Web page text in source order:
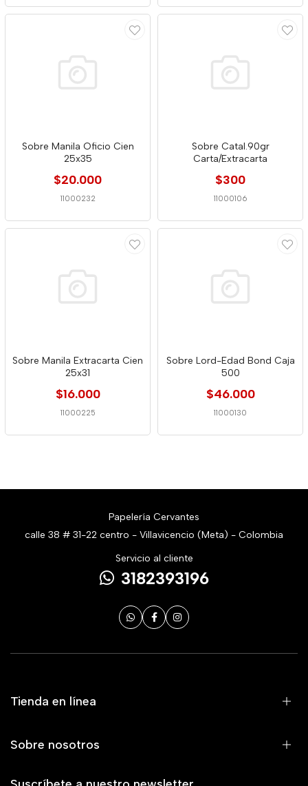
Sobre Manila Oficio Cien
25x35
$20.000
11000232
Sobre Catal.90gr
Carta/Extracarta
$300
11000106
Sobre Manila Extracarta Cien
25x31
$16.000
11000225
Sobre Lord-Edad Bond Caja
500
$46.000
11000130
Papelería Cervantes
calle 38 # 31-22 centro - Villavicencio (Meta) - Colombia
Servicio al cliente
3182393196
Tienda en línea
Sobre nosotros